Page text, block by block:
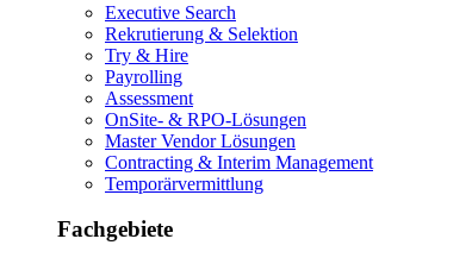
Executive Search
Rekrutierung & Selektion
Try & Hire
Payrolling
Assessment
OnSite- & RPO-Lösungen
Master Vendor Lösungen
Contracting & Interim Management
Temporärvermittlung
Fachgebiete